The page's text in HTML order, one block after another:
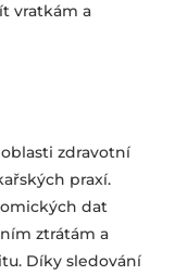
vratkám a
zdravotní
praxí.
dat
ztrátám a
Díky sledování